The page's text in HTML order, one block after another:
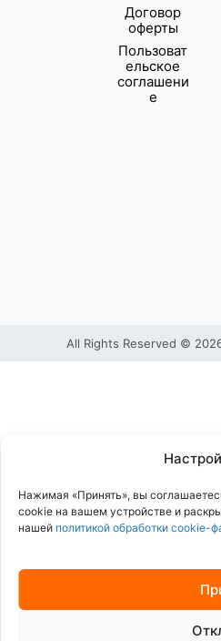
Нажимая «Принять», вы
cookie на вашем устройстве и
нашей политикой обработки cookie-
Договор
оферты
Пользоват
ельское
соглашени
е
All Rights Reserved ©